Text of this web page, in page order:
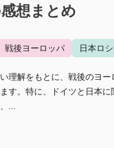
想まとめ
戦後ヨーロッパ 日本ロ
理解をもとに、戦後のヨ
す。特に、ドイツと日本
...